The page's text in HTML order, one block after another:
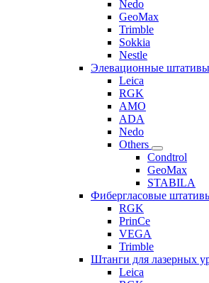
Nedo
GeoMax
Trimble
Sokkia
Nestle
Элевационные штативы
Leica
RGK
AMO
ADA
Nedo
Others
Condtrol
GeoMax
STABILA
Фибергласовые
RGK
PrinCe
VEGA
Trimble
Штанги для лазерных
Leica